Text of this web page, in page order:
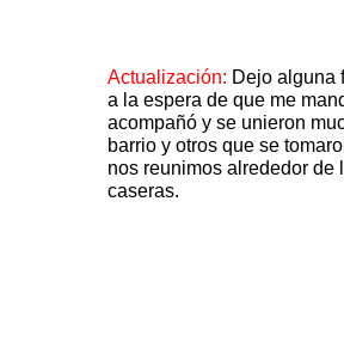
Actualización: Dejo alguna
a la espera de que me
acompañó y se unieron
barrio y otros que se
nos reunimos alrededor
caseras.